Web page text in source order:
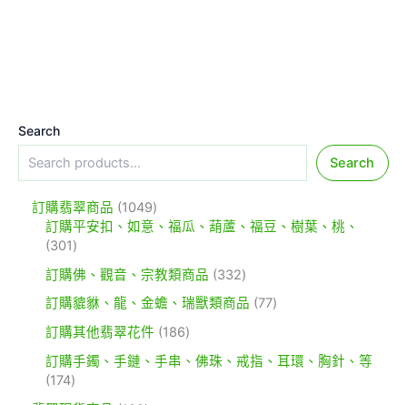
Search
Search
訂購翡翠商品
1049
訂購平安扣、如意、福瓜、葫蘆、福豆、樹葉、桃、
301
訂購佛、觀音、宗教類商品
332
訂購貔貅、龍、金蟾、瑞獸類商品
77
訂購其他翡翠花件
186
訂購手鐲、手鏈、手串、佛珠、戒指、耳環、胸針、等
174